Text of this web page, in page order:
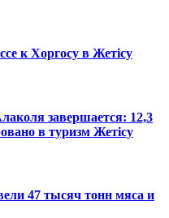
к Хоргосу в Жетісу
завершается: 12,3
в туризм Жетісу
47 тысяч тонн мяса и